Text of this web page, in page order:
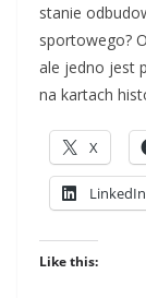
stanie
sportowego?
ale jedno jest
na kartach
X
LinkedIn
Like this: